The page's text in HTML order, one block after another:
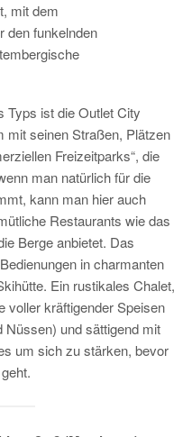
mit dem
den funkelnden
Typs ist die Outlet City
mit seinen Straßen, Plätzen
Freizeitparks“, die
man natürlich für die
kann man hier auch
Restaurants wie das
Berge anbietet. Das
in charmanten
Ein rustikales Chalet,
voller kräftigender Speisen
Nüssen) und sättigend mit
um sich zu stärken, bevor